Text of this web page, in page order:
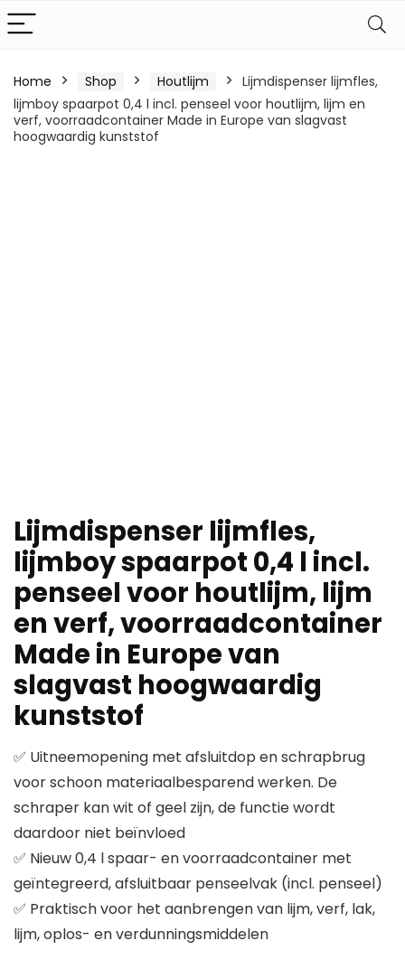
Home Shop Houtlijm
Lijmdispenser lijmfles,
lijmboy spaarpot 0,4 l incl. penseel voor houtlijm, lijm en
verf, voorraadcontainer Made in Europe van slagvast
hoogwaardig kunststof
Lijmdispenser lijmfles,
lijmboy spaarpot 0,4 l incl.
penseel voor houtlijm, lijm
en verf, voorraadcontainer
Made in Europe van
slagvast hoogwaardig
kunststof
✅ Uitneemopening met afsluitdop en schrapbrug
voor schoon materiaalbesparend werken. De
schraper kan wit of geel zijn, de functie wordt
daardoor niet beïnvloed
✅ Nieuw 0,4 l spaar- en voorraadcontainer met
geïntegreerd, afsluitbaar penseelvak (incl. penseel)
✅ Praktisch voor het aanbrengen van lijm, verf, lak,
lijm, oplos- en verdunningsmiddelen